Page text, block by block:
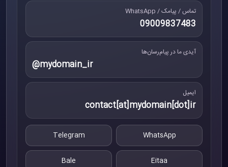
تماس / پیامک / WhatsApp
09009837483
آیدی ما در پیام‌رسان‌ها
@mydomain_ir
ایمیل
contact[at]mydomain[dot]ir
WhatsApp
Telegram
Eitaa
Bale